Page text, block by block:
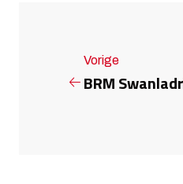
Vorige
BRM